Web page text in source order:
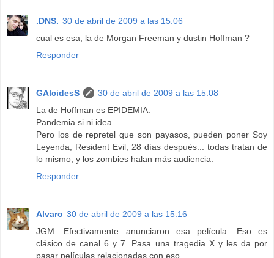
.DNS. 30 de abril de 2009 a las 15:06
cual es esa, la de Morgan Freeman y dustin Hoffman ?
Responder
GAlcidesS
30 de abril de 2009 a las 15:08
La de Hoffman es EPIDEMIA.
Pandemia si ni idea.
Pero los de repretel que son payasos, pueden poner Soy
Leyenda, Resident Evil, 28 días después... todas tratan de
lo mismo, y los zombies halan más audiencia.
Responder
Alvaro 30 de abril de 2009 a las 15:16
JGM: Efectivamente anunciaron esa película. Eso es
clásico de canal 6 y 7. Pasa una tragedia X y les da por
pasar películas relacionadas con eso.